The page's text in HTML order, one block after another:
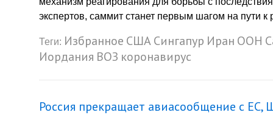
экспертов, саммит станет первым шагом на
Теги: Избранное СШАСингапур Иран ООН
Иордания ВОЗ коронавирус
Россия прекращает авиасообщение с